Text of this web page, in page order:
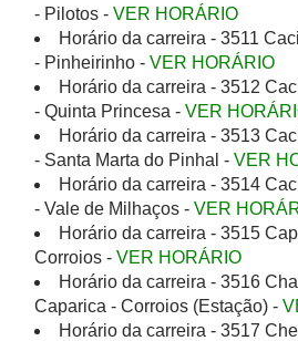
- Pilotos - VER HORÁRIO
Horário da carreira - 3511
- Pinheirinho - VER HORÁRIO
Horário da carreira - 3512
- Quinta Princesa - VER
Horário da carreira - 3513
- Santa Marta do Pinhal - VER
Horário da carreira - 3514
- Vale de Milhaços - VER
Horário da carreira - 3515
Corroios - VER HORÁRIO
Horário da carreira - 3516
Caparica - Corroios (Estação) -
Horário da carreira - 3517